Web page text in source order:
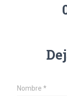
Nombre *